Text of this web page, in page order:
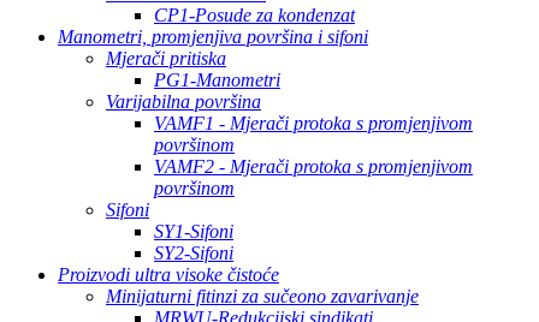
CP1-Posude za kondenzat
Manometri, promjenjiva površina i sifoni
Mjerači pritiska
PG1-Manometri
Varijabilna površina
VAMF1 - Mjerači protoka s promjenjivom
površinom
VAMF2 - Mjerači protoka s promjenjivom
površinom
Sifoni
SY1-Sifoni
SY2-Sifoni
Proizvodi ultra visoke čistoće
Minijaturni fitinzi za sučeono zavarivanje
MRWU-Redukcijski sindikati